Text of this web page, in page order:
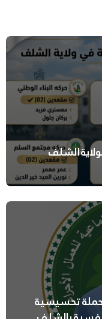
الشلف
حملة تحسيسية